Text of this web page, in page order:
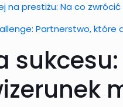
na prestiżu: Na co
Partnerstwo,